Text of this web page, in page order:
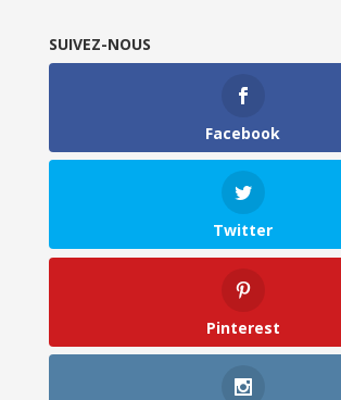
SUIVEZ-NOUS
Facebook
Twitter
Pinterest